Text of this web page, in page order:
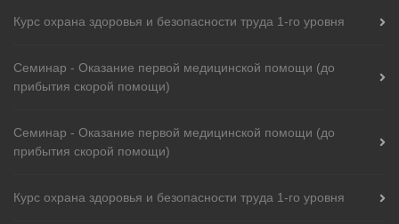
Курс охранa здоровья и безопасности труда 1-го уровня
Cеминар - Оказание первой медицинской помощи (до
прибытия скорой помощи)
Cеминар - Оказание первой медицинской помощи (до
прибытия скорой помощи)
Курс охранa здоровья и безопасности труда 1-го уровня